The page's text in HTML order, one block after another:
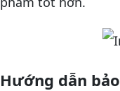
Hướng dẫn